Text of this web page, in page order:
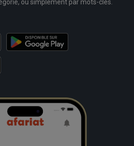
ou simplement par mots-clés.